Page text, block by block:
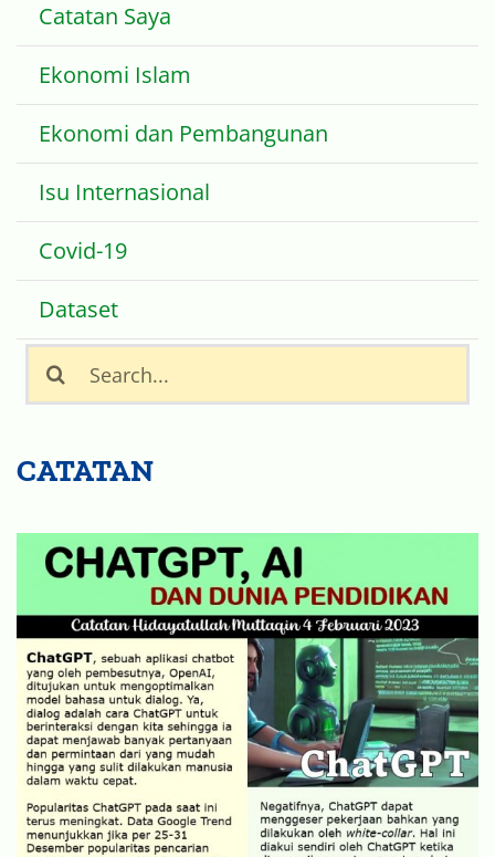
Catatan Saya
Ekonomi Islam
Ekonomi dan Pembangunan
Isu Internasional
Covid-19
Dataset
Search
for:
CATATAN